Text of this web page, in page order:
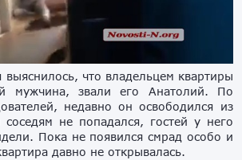
выяснилось, что владельцем квартиры
мужчина, звали его Анатолий. По
недавно он освободился из
не попадался, гостей у него
Пока не появился смрад особо и
давно не открывалась.